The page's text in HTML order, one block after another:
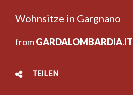
Wohnsitze in Gargnano
fromGARDALOMBARDIA.IT
TEILEN